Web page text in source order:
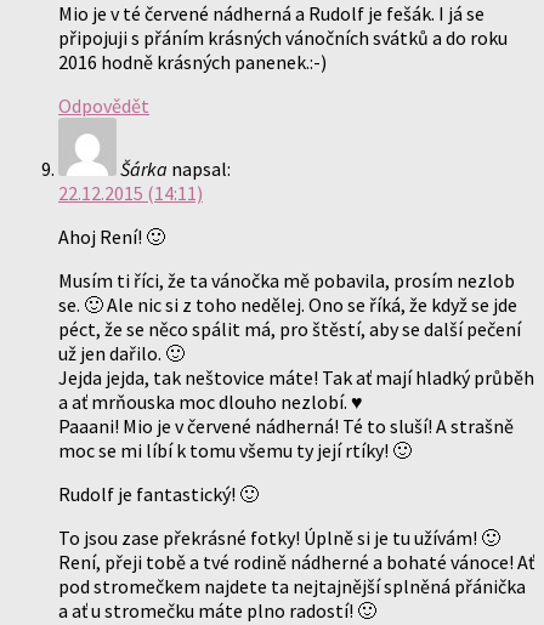
Mio je v té červené nádherná a Rudolf je fešák. I já se
připojuji s přáním krásných vánočních svátků a do roku
2016 hodně krásných panenek.:-)
Odpovědět
Šárka napsal:
22.12.2015 (14:11)
Ahoj Rení! 🙂
Musím ti říci, že ta vánočka mě pobavila, prosím nezlob
se. 🙂 Ale nic si z toho nedělej. Ono se říká, že když se jde
péct, že se něco spálit má, pro štěstí, aby se další pečení
už jen dařilo. 🙂
Jejda jejda, tak neštovice máte! Tak ať mají hladký průběh
a ať mrňouska moc dlouho nezlobí. ♥
Paaani! Mio je v červené nádherná! Té to sluší! A strašně
moc se mi líbí k tomu všemu ty její rtíky! 🙂
Rudolf je fantastický! 🙂
To jsou zase překrásné fotky! Úplně si je tu užívám! 🙂
Rení, přeji tobě a tvé rodině nádherné a bohaté vánoce! Ať
pod stromečkem najdete ta nejtajnější splněná přánička
a ať u stromečku máte plno radostí! 🙂